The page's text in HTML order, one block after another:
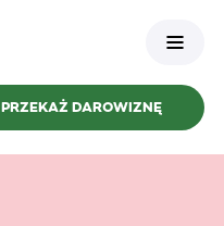
PRZEKAŻ DAROWIZNĘ